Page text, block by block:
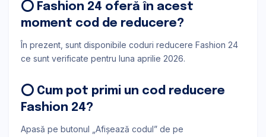
⭕ Fashion 24 oferă în acest
moment cod de reducere?
În prezent, sunt disponibile coduri reducere Fashion 24
ce sunt verificate pentru luna aprilie 2026.
⭕ Cum pot primi un cod reducere
Fashion 24?
Apasă pe butonul „Afișează codul” de pe